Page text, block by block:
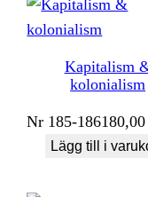
Kapitalism
kolonialism
Nr 185-186
Lägg till i